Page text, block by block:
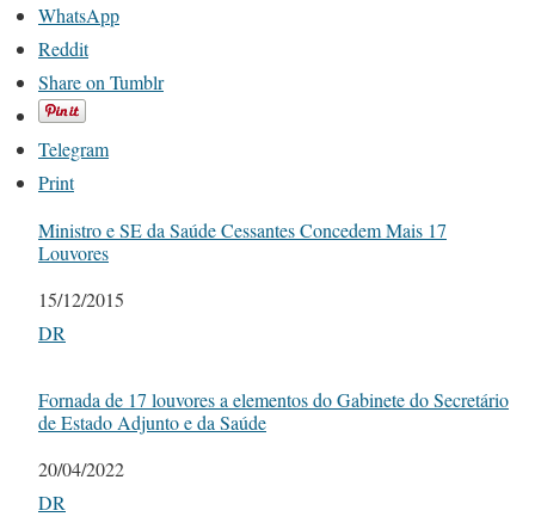
WhatsApp
Reddit
Share on Tumblr
Telegram
Print
Ministro e SE da Saúde Cessantes Concedem Mais 17
Louvores
Date
15/12/2015
In relation to
DR
Fornada de 17 louvores a elementos do Gabinete do Secretário
de Estado Adjunto e da Saúde
Date
20/04/2022
In relation to
DR